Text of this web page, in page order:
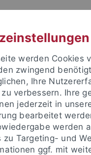
werden Cookies
zwingend
Ihre
verbessern. Ihre
jederzeit in
bearbeitet
werden
Targeting- und
ggf. mit